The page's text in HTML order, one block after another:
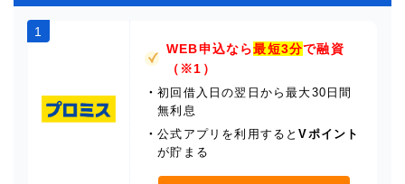
1
WEB申込なら最短3分で融資
（※1）
・初回借入日の翌日から最大30日間
無利息
・公式アプリを利用するとVポイント
が貯まる